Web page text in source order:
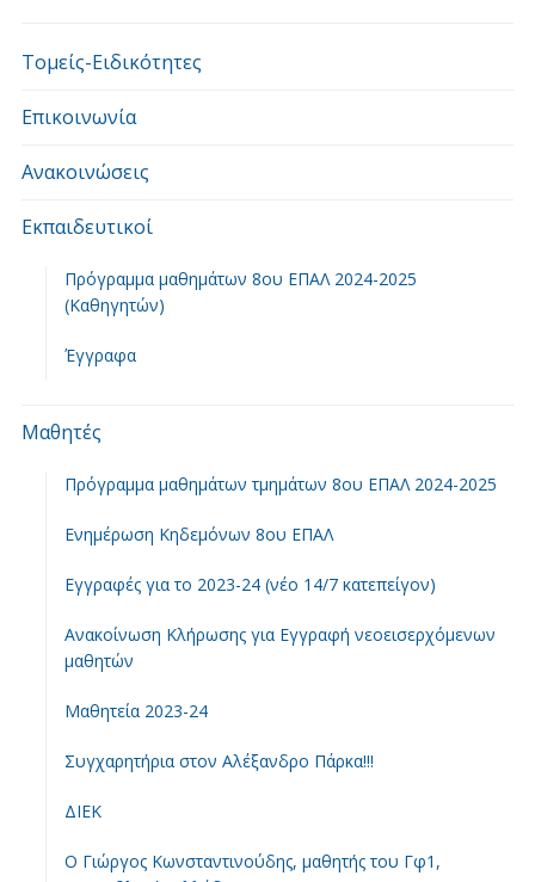
Τομείς-Ειδικότητες
Επικοινωνία
Ανακοινώσεις
Εκπαιδευτικοί
Πρόγραμμα μαθημάτων 8ου ΕΠΑΛ 2024-2025
(Καθηγητών)
Έγγραφα
Μαθητές
Πρόγραμμα μαθημάτων τμημάτων 8ου ΕΠΑΛ 2024-2025
Ενημέρωση Κηδεμόνων 8ου ΕΠΑΛ
Εγγραφές για το 2023-24 (νέο 14/7 κατεπείγον)
Ανακοίνωση Κλήρωσης για Εγγραφή νεοεισερχόμενων
μαθητών
Μαθητεία 2023-24
Συγχαρητήρια στον Αλέξανδρο Πάρκα!!!
ΔΙΕΚ
Ο Γιώργος Κωνσταντινούδης, μαθητής του Γφ1,